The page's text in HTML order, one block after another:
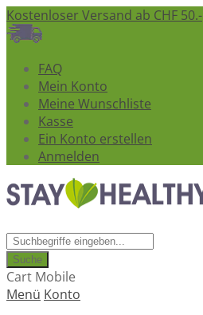
Kostenloser Versand ab CHF 50.-
FAQ
Mein Konto
Meine Wunschliste
Kasse
Ein Konto erstellen
Anmelden
Suche
Cart Mobile
Menü Konto